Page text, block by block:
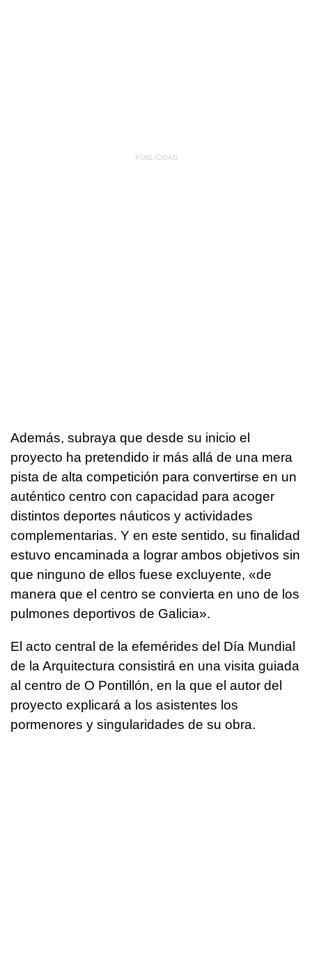
Además, subraya que desde su inicio el
proyecto ha pretendido ir más allá de una mera
pista de alta competición para convertirse en un
auténtico centro con capacidad para acoger
distintos deportes náuticos y actividades
complementarias. Y en este sentido, su finalidad
estuvo encaminada a lograr ambos objetivos sin
que ninguno de ellos fuese excluyente, «de
manera que el centro se convierta en uno de los
pulmones deportivos de Galicia».
El acto central de la efemérides del Día Mundial
de la Arquitectura consistirá en una visita guiada
al centro de O Pontillón, en la que el autor del
proyecto explicará a los asistentes los
pormenores y singularidades de su obra.